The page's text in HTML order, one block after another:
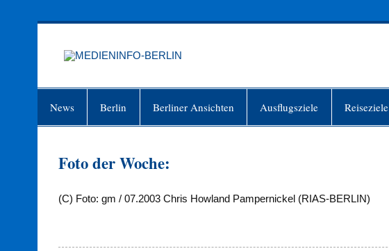
News Berlin Berliner Ansichten Ausflugsziele Reiseziele
Foto der Woche:
(C) Foto: gm / 07.2003 Chris Howland Pampernickel (RIAS-BERLIN)